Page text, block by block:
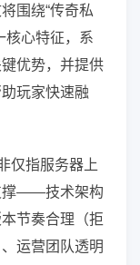
围绕“传奇私
核心特征，系
优势，并提供
玩家快速融
仅指服务器上
撑——技术架构
节奏合理（拒
运营团队透明